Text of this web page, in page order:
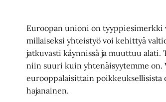
Euroopan unioni on tyyppiesimerkki
millaiseksi yhteistyö voi kehittyä
jatkuvasti käynnissä ja muuttuu alati.
niin suuri kuin yhtenäisyytemme
eurooppalaisittain poikkeuksellisista
hajanainen.